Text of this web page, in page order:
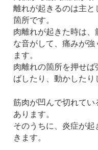
離れが起きるのは主と
箇所です。
肉離れが起きた時は、
な音がして、痛みが強
ます。
肉離れの箇所を押せ
ばしたり、動かしたり
筋肉が凹んで切れてい
あります。
そのうちに、炎症が
きます。